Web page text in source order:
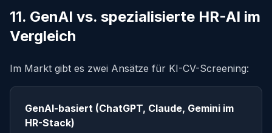
11. GenAI vs. spezialisierte HR-AI im
Vergleich
Im Markt gibt es zwei Ansätze für KI-CV-Screening:
GenAI-basiert (ChatGPT, Claude, Gemini im
HR-Stack)